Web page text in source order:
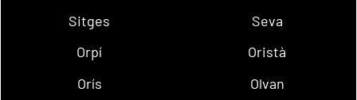
Sitges
Seva
Orpí
Oristà
Orís
Olvan